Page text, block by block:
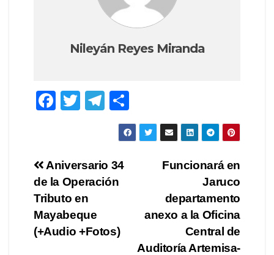
Nileyán Reyes Miranda
F
e
b
o
o
k
T
er
T
el
gr
a
o
m
Navegación
de
entradas
Funcionará en
Jaruco
departamento
anexo a la Oficina
Central de
Auditoría Artemisa-
Aniversario 34
de la Operación
Tributo en
Mayabeque
(+Audio +Fotos)